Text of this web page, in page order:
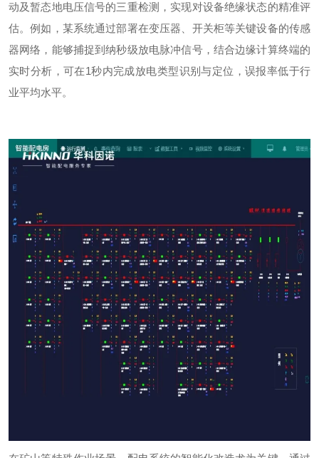
动及暂态地电压信号的三重检测，实现对设备绝缘状态的精准评
估。例如，某系统通过部署在变压器、开关柜等关键设备的传感
器网络，能够捕捉到纳秒级放电脉冲信号，结合边缘计算终端的
实时分析，可在1秒内完成放电类型识别与定位，误报率低于行
业平均水平。